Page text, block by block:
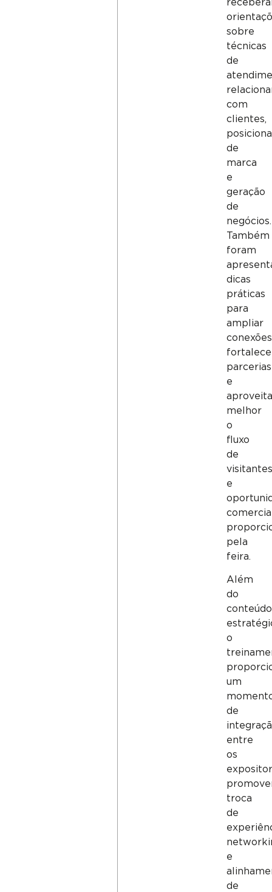
sobre
técnicas
de
com
clientes,
de
marca
e
geração
de
negócios.
Também
foram
dicas
práticas
para
ampliar
parcerias
e
melhor
o
fluxo
de
e
pela
feira.
Além
do
conteúdo
o
um
de
entre
os
troca
de
e
de